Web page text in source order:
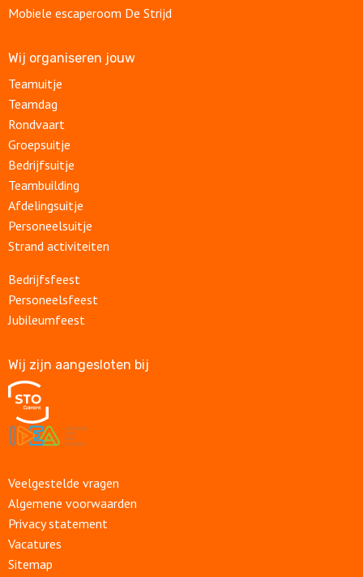
Mobiele escaperoom De Strijd
Wij organiseren jouw
Teamuitje
Teamdag
Rondvaart
Groepsuitje
Bedrijfsuitje
Teambuilding
Afdelingsuitje
Personeelsuitje
Strand activiteiten
Bedrijfsfeest
Personeelsfeest
Jubileumfeest
Wij zijn aangesloten bij
Veelgestelde vragen
Algemene voorwaarden
Privacy statement
Vacatures
Sitemap